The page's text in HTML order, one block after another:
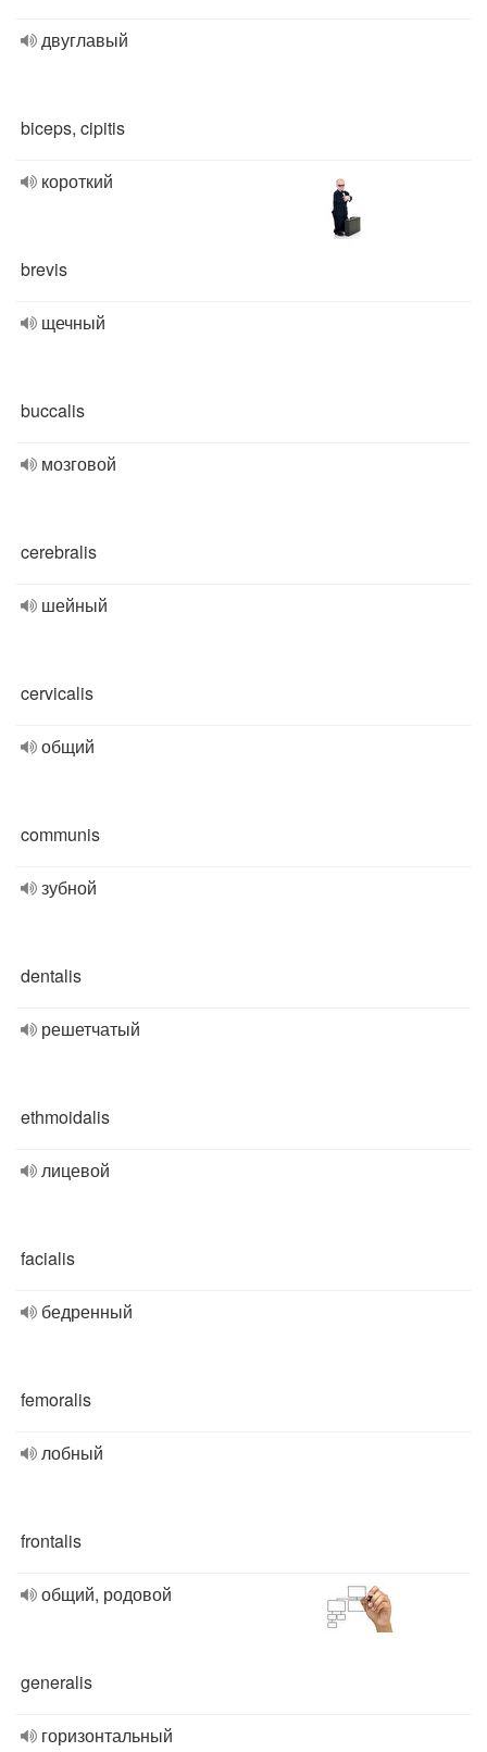
двуглавый
biceps, cipitis
короткий
brevis
щечный
buccalis
мозговой
cerebralis
шейный
cervicalis
общий
communis
зубной
dentalis
решетчатый
ethmoidalis
лицевой
facialis
бедренный
femoralis
лобный
frontalis
общий, родовой
generalis
горизонтальный